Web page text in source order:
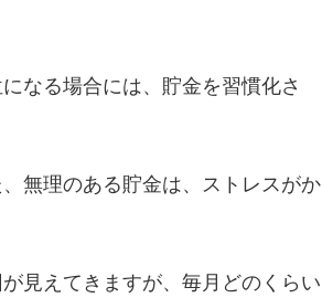
なる場合には、貯金を習慣化さ
、無理のある貯金は、ストレスがか
見えてきますが、毎月どのくらい